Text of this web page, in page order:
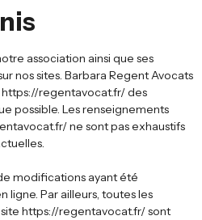
association ainsi que ses
nos sites. Barbara Regent Avocats
https://regentavocat.fr/ des
possible. Les renseignements
ne sont pas exhaustifs
modifications ayant été
ligne. Par ailleurs, toutes les
https://regentavocat.fr/ sont